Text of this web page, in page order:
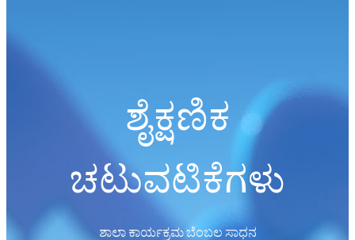
ಶೈಕ್ಷಣಿಕ
ಚಟುವಟಿಕೆಗಳು
ಶಾಲಾ ಕಾರ್ಯಕ್ರಮ ಬೆಂಬಲ ಸಾಧನ